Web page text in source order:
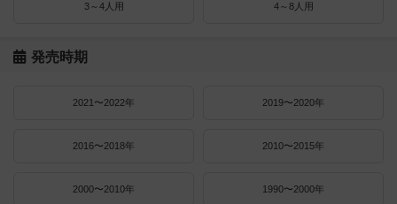
3～4人用 4～8人用
発売時期
2021〜2022年 2019〜2020年
2016〜2018年 2010〜2015年
2000〜2010年 1990〜2000年